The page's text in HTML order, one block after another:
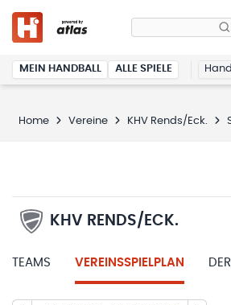
MEIN HANDBALL ALLE SPIELE
Home Vereine KHV Rends/Eck.
KHV RENDS/ECK.
TEAMS VEREINSSPIELPLAN